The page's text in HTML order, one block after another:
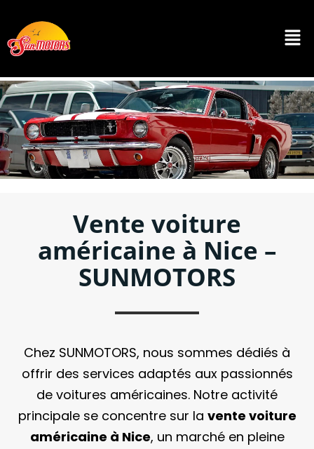
Vente voiture
américaine à Nice –
SUNMOTORS
Chez SUNMOTORS, nous sommes dédiés à
offrir des services adaptés aux passionnés
de voitures américaines. Notre activité
principale se concentre sur la vente voiture
américaine à Nice, un marché en pleine